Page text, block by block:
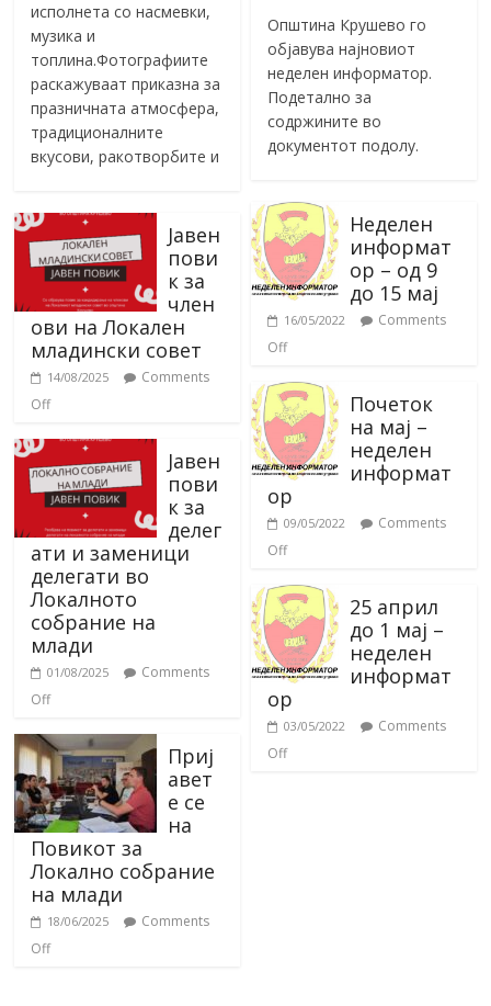
исполнета со насмевки,
музика и
топлина.Фотографиите
раскажуваат приказна за
празничната атмосфера,
традиционалните
вкусови, ракотворбите и
Јавен
пови
к за
член
ови на Локален
младински совет
14/08/2025
Comments
Off
Јавен
пови
к за
делег
ати и заменици
делегати во
Локалното
собрание на
млади
01/08/2025
Comments
Off
Приј
авет
е се
на
Повикот за
Локално собрание
на млади
18/06/2025
Comments
Off
Општина Крушево го
објавува најновиот
неделен информатор.
Подетално за
содржините во
документот подолу.
Неделен
информат
ор – од 9
до 15 мај
16/05/2022
Comments
Off
Почеток
на мај –
неделен
информат
ор
09/05/2022
Comments
Off
25 април
до 1 мај –
неделен
информат
ор
03/05/2022
Comments
Off